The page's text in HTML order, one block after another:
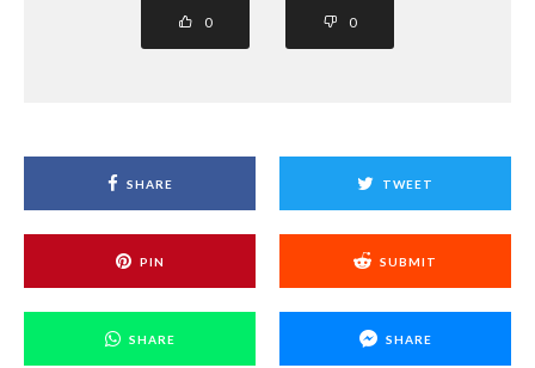
0 0
SHARE TWEET
PIN SUBMIT
SHARE SHARE